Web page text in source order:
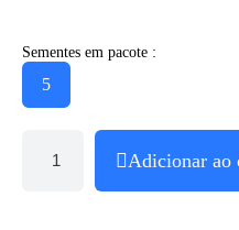
Sementes em pacote :
5
Adicionar ao